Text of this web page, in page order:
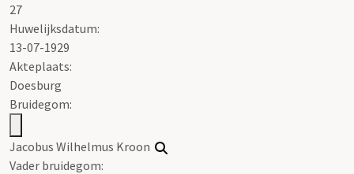
27
Huwelijksdatum:
13-07-1929
Akteplaats:
Doesburg
Bruidegom:
Jacobus Wilhelmus Kroon
Vader bruidegom: